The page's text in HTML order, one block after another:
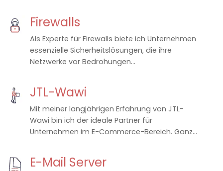
Firewalls
Als Experte für Firewalls biete ich Unternehmen
essenzielle Sicherheitslösungen, die ihre
Netzwerke vor Bedrohungen...
JTL-Wawi
Mit meiner langjährigen Erfahrung von JTL-
Wawi bin ich der ideale Partner für
Unternehmen im E-Commerce-Bereich. Ganz...
E-Mail Server